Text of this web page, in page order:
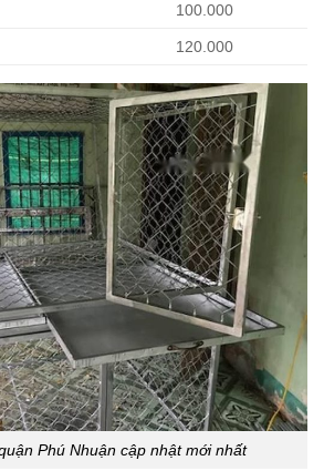
100.000
120.000
Phú Nhuận cập nhật mới nhất